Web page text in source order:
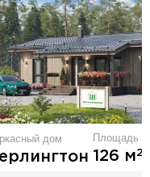
дом Площадь
126 м2